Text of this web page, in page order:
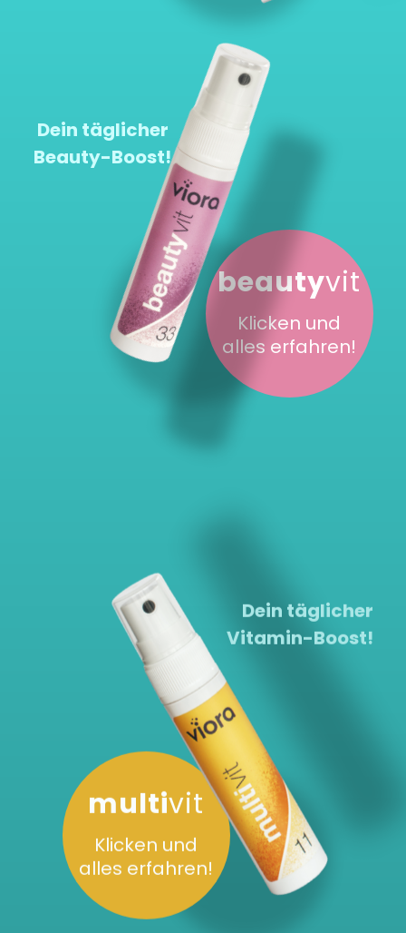
beautyvit
Klicken und
alles erfahren!
Dein täglicher
Beauty-Boost!
multivit
Klicken und
alles erfahren!
Dein täglicher
Vitamin-Boost!